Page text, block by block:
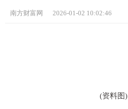
南方财富网 2026-01-02 10:02:46
(资料图)